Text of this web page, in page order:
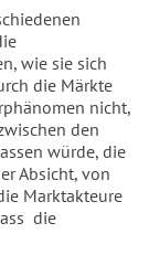
wie sie sich
die Märkte
nicht,
den
würde, die
Absicht, von
Marktakteure
die